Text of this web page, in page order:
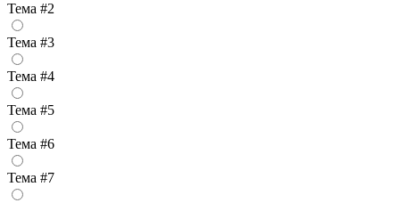
Тема #2
Тема #3
Тема #4
Тема #5
Тема #6
Тема #7